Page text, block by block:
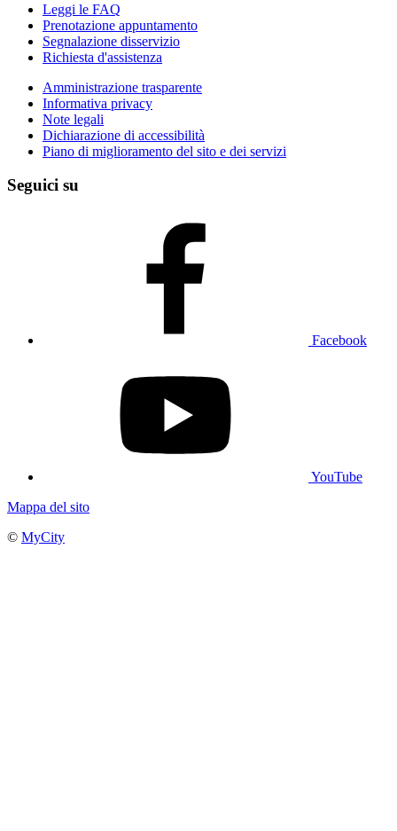
Leggi le FAQ
Prenotazione appuntamento
Segnalazione disservizio
Richiesta d'assistenza
Amministrazione trasparente
Informativa privacy
Note legali
Dichiarazione di accessibilità
Piano di miglioramento del sito e dei servizi
Seguici su
Facebook
YouTube
Mappa del sito
© MyCity